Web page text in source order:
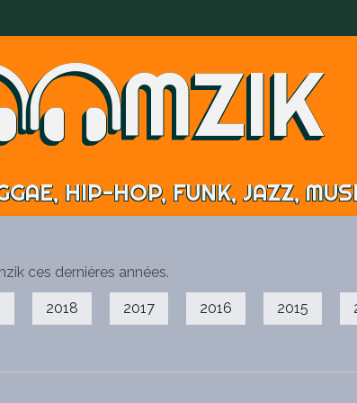
MZIK
HIP-HOP, FUNK, JAZZ,
ces dernières années.
2018 2017 2016 2015